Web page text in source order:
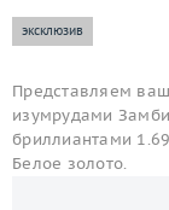
эксклюзив
Представляем
изумрудами
бриллиантами
Белое золото.